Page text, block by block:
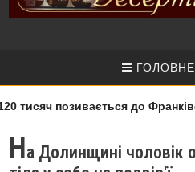
тисяч позивається до
На Долинщині чоловік